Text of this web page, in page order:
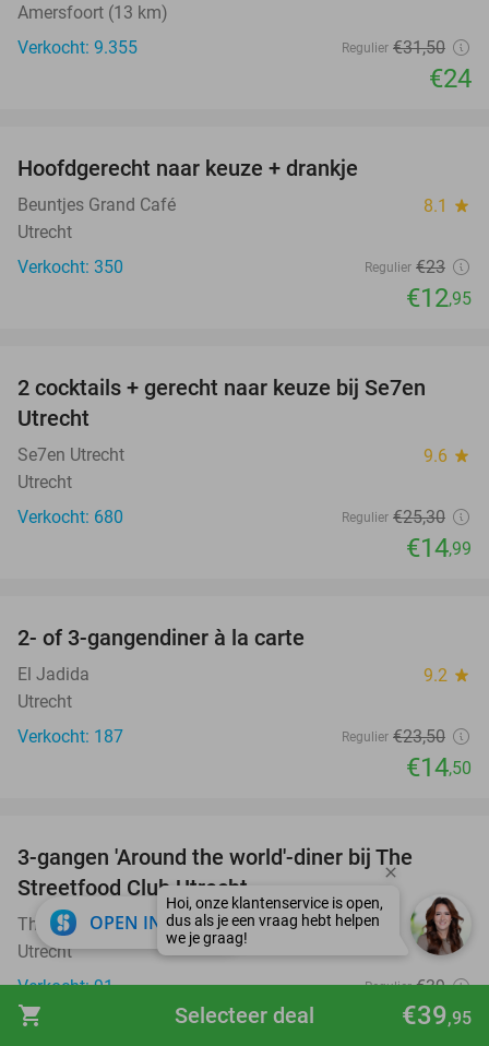
shopping_cart €39,95
Selecteer deal
Amersfoort (13 km)
Verkocht: 9.355
Regulier €31,50
€24
Hoofdgerecht naar keuze + drankje
Beuntjes Grand Café 8.1 star
Utrecht
Verkocht: 350
Regulier €23
€12,95
41%
2 cocktails + gerecht naar keuze bij Se7en
Utrecht
Se7en Utrecht 9.6 star
Utrecht
Verkocht: 680
Regulier €25,30
€14,99
2- of 3-gangendiner à la carte
El Jadida 9.2 star
Utrecht
Verkocht: 187
Regulier €23,50
€14,50
3-gangen 'Around the world'-diner bij The
Streetfood Club Utrecht
The Streetfood Club Utrecht 9.6star
Utrecht
Verkocht: 91
Regulier €39
€26
OPEN IN APP close